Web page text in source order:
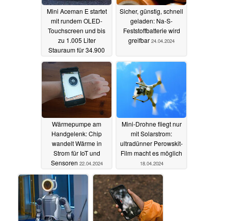
Mini Aceman E startet
mit rundem OLED-
Touchscreen und bis
zu 1.005 Liter
Stauraum für 34.900
Euro24.04.2024
Sicher, günstig, schnell
geladen: Na-S-
Feststoffbatterie wird
greifbar 24.04.2024
Wärmepumpe am
Handgelenk: Chip
wandelt Wärme in
Strom für IoT und
Sensoren 22.04.2024
Mini-Drohne fliegt nur
mit Solarstrom:
ultradünner Perowskit-
Film macht es möglich
18.04.2024